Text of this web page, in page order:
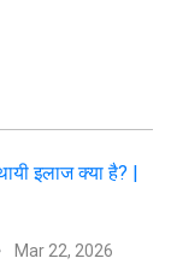
Mar 22, 2026